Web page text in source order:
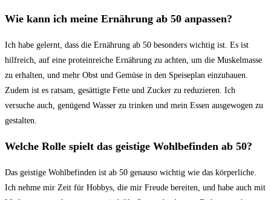
Wie kann ich meine ⁣Ernährung ab 50​ anpassen?
Ich habe gelernt, dass ⁢die Ernährung ab 50 besonders ⁤wichtig ist. Es ist
hilfreich,​ auf eine proteinreiche Ernährung zu achten, um die Muskelmasse
zu erhalten, und mehr Obst und Gemüse ‌in den Speiseplan einzubauen.
Zudem ist es ratsam, gesättigte Fette⁣ und ⁣Zucker zu reduzieren. Ich
versuche auch, genügend ⁤Wasser zu ‍trinken und mein Essen ausgewogen zu
gestalten.
Welche Rolle spielt ‍das‍ geistige Wohlbefinden ab 50?
Das geistige Wohlbefinden ist ab 50 genauso wichtig wie das körperliche.
Ich nehme mir Zeit für Hobbys, die mir Freude⁢ bereiten, und habe auch mit